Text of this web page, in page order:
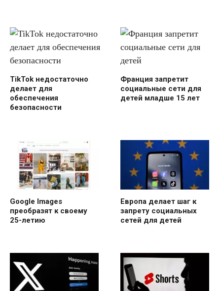
TikTok недостаточно
делает для
обеспечения
безопасности
Франция запретит
социальные сети для
детей младше 15 лет
Google Images
преобразят к своему
25-летию
Европа делает шаг к
запрету социальных
сетей для детей